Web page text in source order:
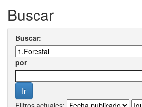
Buscar
Buscar:
por
Filtros actuales: